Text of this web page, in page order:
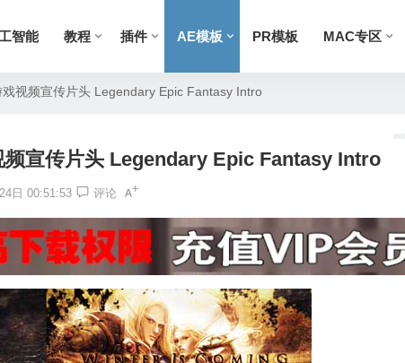
智能 教程 插件 AE模板 PR模板 MAC专区
视频宣传片头 Legendary Epic Fantasy Intro
宣传片头 Legendary Epic Fantasy Intro
日 00:51:53 评论